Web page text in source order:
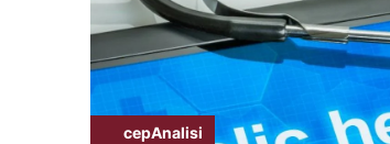
cepAnalisi